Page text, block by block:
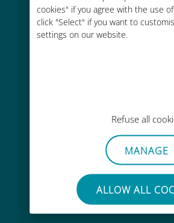
cookies" if you agree with the use
click "Select" if you want to
settings on our website.
Refuse all
MANAGE
ALLOW ALL
Ubigi uygulaması
yerde, Wi-Fi veya
olmadan bile
Zahmetsiz
Mevcut SIM kartınızı
gerek yok